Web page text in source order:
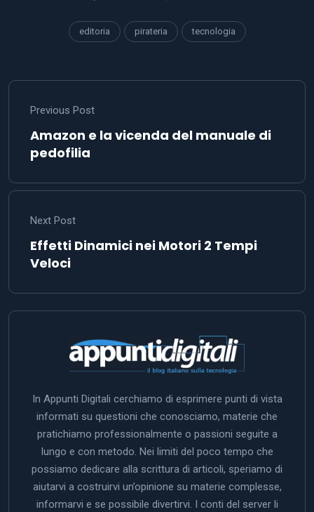
editoria pirateria tecnologia
Previous Post
Amazon e la vicenda del manuale di
pedofilia
Next Post
Effetti Dinamici nei Motori 2 Tempi
Veloci
In Appunti Digitali cerchiamo di esprimere punti di vista
informati su questioni che conosciamo, materie che
pratichiamo professionalmente o passioni seguite a
lungo e con metodo. Nei limiti del poco tempo che
possiamo dedicare alla scrittura di articoli, speriamo di
aiutarvi a costruirvi un’opinione su materie complesse,
informarvi e se possibile divertirvi. I conti del server li